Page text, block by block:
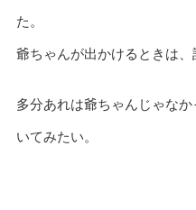
た。
爺ちゃんが出かけるときは
多分あれは爺ちゃんじゃな
いてみたい。